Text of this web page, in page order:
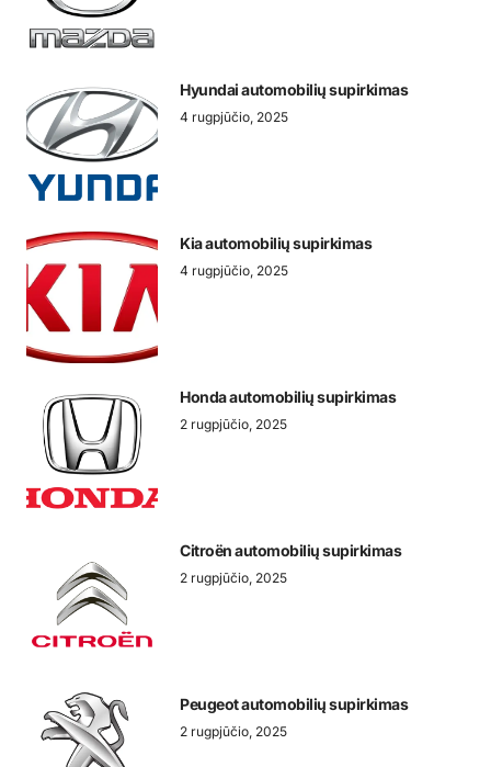
Hyundai automobilių supirkimas
4 rugpjūčio, 2025
Kia automobilių supirkimas
4 rugpjūčio, 2025
Honda automobilių supirkimas
2 rugpjūčio, 2025
Citroën automobilių supirkimas
2 rugpjūčio, 2025
Peugeot automobilių supirkimas
2 rugpjūčio, 2025